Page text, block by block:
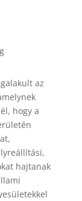
az
hogy a
hajtanak